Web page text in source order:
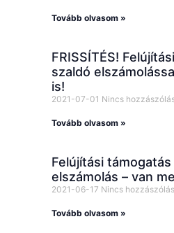
Tovább olvasom »
FRISSÍTÉS!
szaldó
is!
2021-07-01 Nincs
Tovább olvasom »
Felújítási
elszámolás – van
2021-06-17 Nincs hozzászólás
Tovább olvasom »